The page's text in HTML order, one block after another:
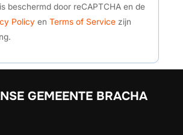
beschermd door reCAPTCHA en de
Policy en Terms of Service zijn
GEMEENTE BRACHA